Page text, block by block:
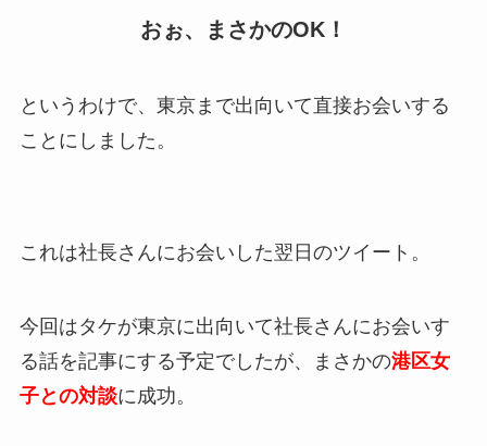
おぉ、まさかのOK！
というわけで、東京まで出向いて直接お会いする
ことにしました。
これは社長さんにお会いした翌日のツイート。
今回はタケが東京に出向いて社長さんにお会いす
る話を記事にする予定でしたが、まさかの港区女
子との対談に成功。